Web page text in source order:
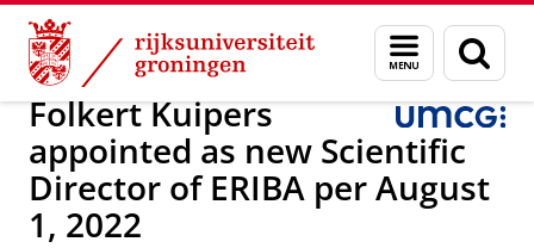
Skip
Content
Skip
Navigation
Menu
en
zoeken
Onderzoek Kindergeneeskunde
Folkert Kuipers
appointed as new Scientific
Director of ERIBA per August
1, 2022